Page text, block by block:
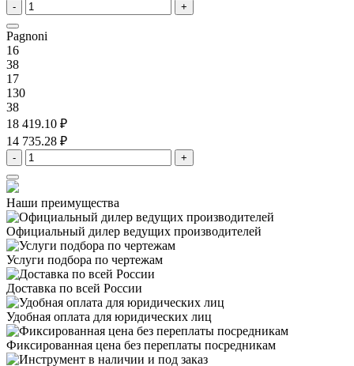
- +
Pagnoni
16
38
17
130
38
18 419.10 ₽
14 735.28 ₽
- +
Наши преимущества
Официальный дилер ведущих производителей
Услуги подбора по чертежам
Доставка по всей России
Удобная оплата для юридических лиц
Фиксированная цена без переплаты посредникам